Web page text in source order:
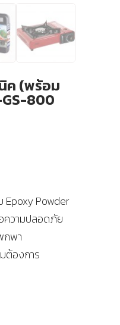
ค (พร้อม
GS-800
Epoxy Powder
ความปลอดภัย
กพา
ต้องการ